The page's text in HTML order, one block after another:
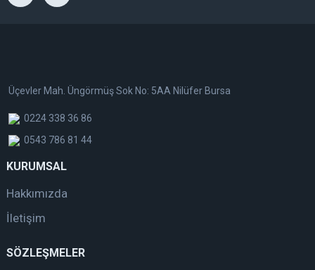
Üçevler Mah. Üngörmüş Sok No: 5AA Nilüfer Bursa
0224 338 36 86
0543 786 81 44
KURUMSAL
Hakkımızda
İletişim
SÖZLEŞMELER